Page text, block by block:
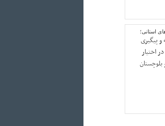
استانی؛
و پیگیری
اختیار
بلوچستان